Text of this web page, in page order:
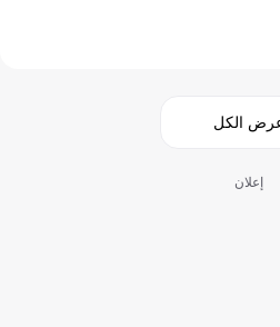
الكل
إعلان